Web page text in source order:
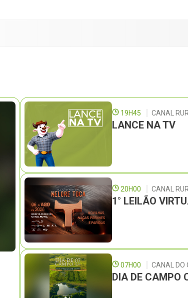
19H45 CANAL
LANCE NA TV
20H00 CANAL
1° LEILÃO
07H00 CANAL DO
DIA DE CAMPO